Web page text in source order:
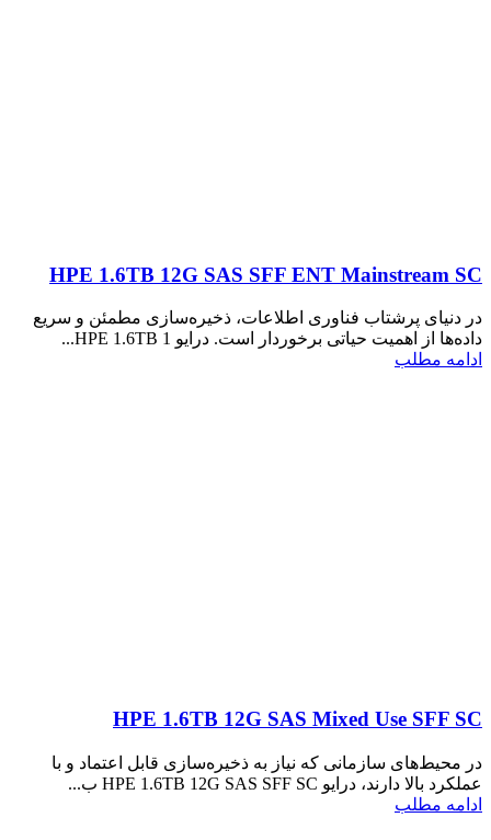
HPE 1.6TB 12G SAS SFF ENT Mainstream SC
در دنیای پرشتاب فناوری اطلاعات، ذخیره‌سازی مطمئن و سریع
داده‌ها از اهمیت حیاتی برخوردار است. درایو HPE 1.6TB 1...
ادامه مطلب
HPE 1.6TB 12G SAS Mixed Use SFF SC
در محیط‌های سازمانی که نیاز به ذخیره‌سازی قابل اعتماد و با
عملکرد بالا دارند، درایو HPE 1.6TB 12G SAS SFF SC ب...
ادامه مطلب